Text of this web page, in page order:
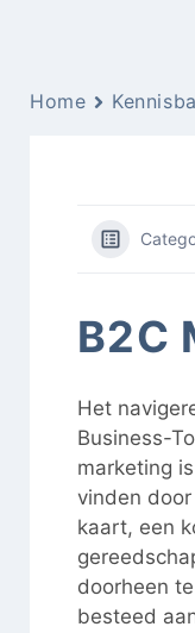
Home
B2C
Het
Business-
marketing
vinden
kaart, een
doorheen
besteed